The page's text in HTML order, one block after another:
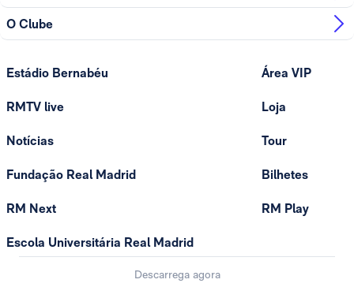
O Clube
Estádio Bernabéu
RMTV live
Notícias
Fundação Real Madrid
RM Next
Escola Universitária Real Madrid
Área VIP
Loja
Tour
Bilhetes
RM Play
Descarrega agora